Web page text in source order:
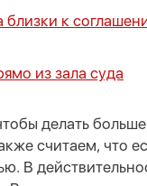
к
из зала суда
делать
считаем, что
В